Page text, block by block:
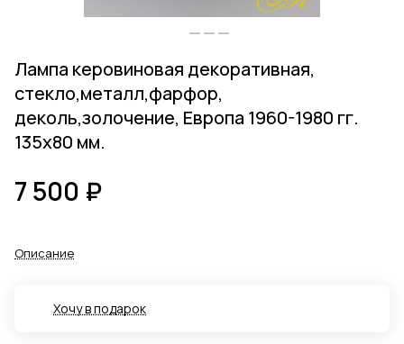
Лампа керовиновая декоративная,
стекло,металл,фарфор,
деколь,золочение, Европа 1960-1980 гг.
135x80 мм.
7 500 ₽
Описание
Хочу в подарок